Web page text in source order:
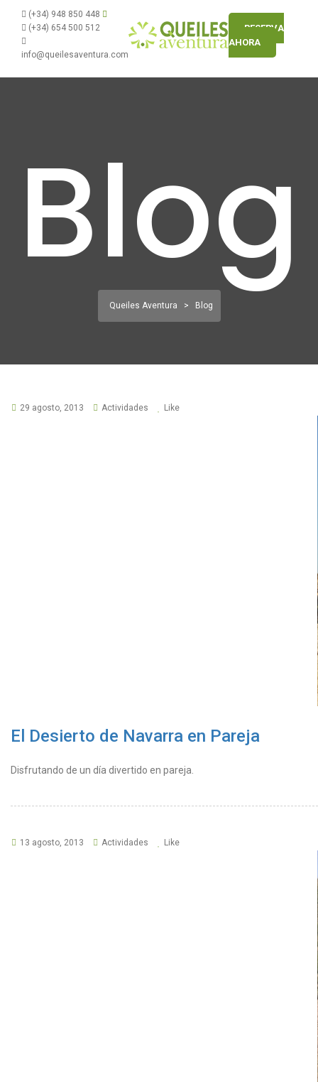
(+34) 948 850 448
(+34) 654 500 512
info@queilesaventura.com
RESERVA
AHORA
Blog
Queiles Aventura > Blog
29 agosto, 2013 Actividades Like
El Desierto de Navarra en Pareja
Disfrutando de un día divertido en pareja.
13 agosto, 2013 Actividades Like